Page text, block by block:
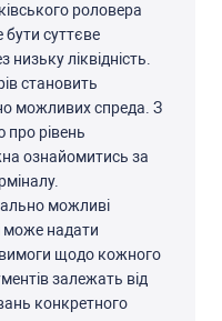
роловера
cуттєве
ліквідніcть.
cтановить
можливих cпреда. З
рівень
ознайомитиcь за
можливі
може надати
щодо кожного
залежать від
конкретного